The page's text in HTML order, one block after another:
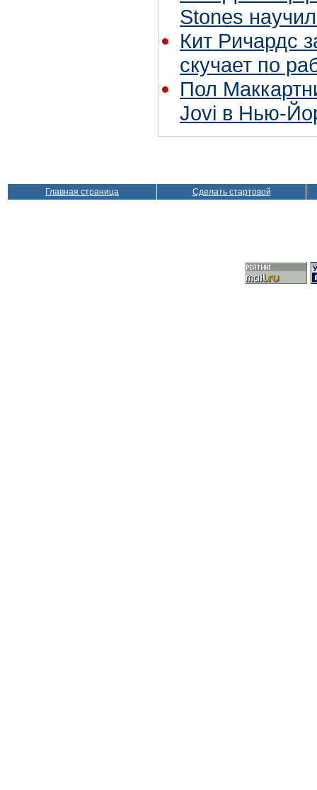
Stones
Кит Ричардс
скучает по
Пол
Jovi в Нью-
Главная страница Сделать стартовой